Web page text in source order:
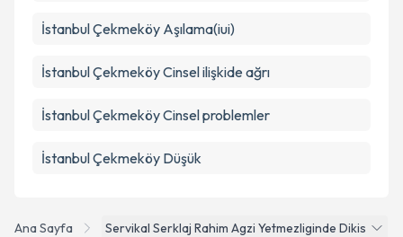
Ana Sayfa
Servikal Serklaj Rahim Agzi Yetmezliginde Dikis
İstanbul Çekmeköy Aşılama(iui)
İstanbul Çekmeköy Cinsel ilişkide ağrı
İstanbul Çekmeköy Cinsel problemler
İstanbul Çekmeköy Düşük